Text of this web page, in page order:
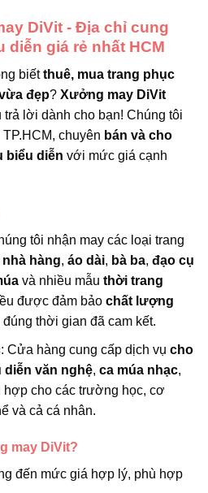
DiVit - Địa chỉ cung
diễn giá rẻ nhất HCM
biếtthuê, mua trang phục
đẹp? Xưởng may DiVit
trả lời dành cho bạn! Chúng tôi
chuyên bán và cho
biểu diễn với mức giá cạnh
tôi nhận may các loại trang
hàng, áo dài, bà ba, đạo cụ
và nhiều mẫu thời trang
được đảm bảo chất lượng
thời gian đã cam kết.
: Cửa hàng cung cấp dịch vụ cho
diễn văn nghệ, ca múa nhạc,
hợp cho các trường học, cơ
và cả cá nhân.
may DiVit?
đến mức giá hợp lý, phù hợp